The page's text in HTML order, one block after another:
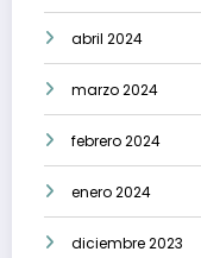
abril 2024
marzo 2024
febrero 2024
enero 2024
diciembre 2023